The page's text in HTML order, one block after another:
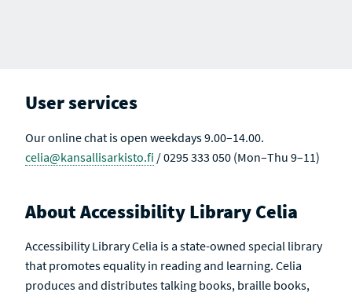
User services
Our online chat is open weekdays 9.00–14.00.
celia@kansallisarkisto.fi / 0295 333 050 (Mon–Thu 9–11)
About Accessibility Library Celia
Accessibility Library Celia is a state-owned special library
that promotes equality in reading and learning. Celia
produces and distributes talking books, braille books,